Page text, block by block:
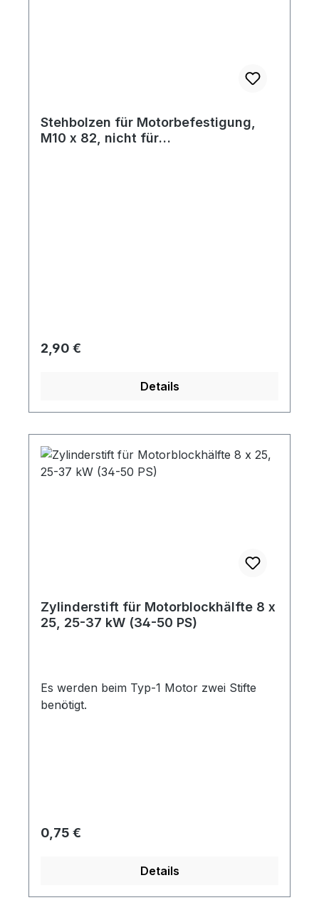
Stehbolzen für Motorbefestigung,
M10 x 82, nicht für
Regulärer Preis:
2,90 €
Details
Zylinderstift für Motorblockhälfte 8 x
25, 25-37 kW (34-50 PS)
Es werden beim Typ-1 Motor zwei Stifte
benötigt.
Regulärer Preis:
0,75 €
Details